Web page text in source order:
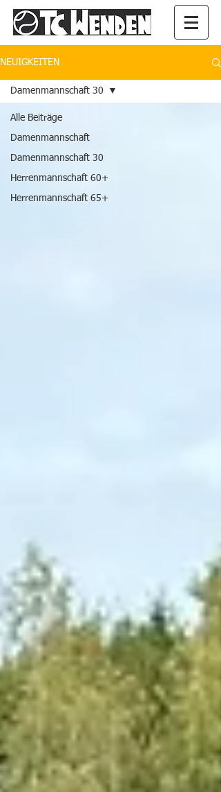
NEUIGKEITEN
Alle Beiträge
Damenmannschaft
Damenmannschaft 30
Herrenmannschaft 60+
Herrenmannschaft 65+
Damenmannschaft 30